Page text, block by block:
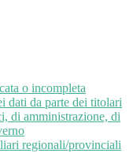
o incompleta
dati da parte dei titolari
di amministrazione, di
regionali/provinciali